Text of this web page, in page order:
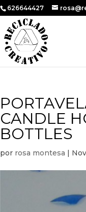
626644427
CANDLE
BOTTLES
por rosa montesa |